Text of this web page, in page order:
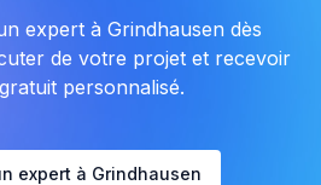
expert à Grindhausen dès
de votre projet et recevoir
personnalisé.
expert à Grindhausen